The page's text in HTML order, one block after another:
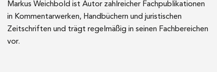
Markus Weichbold ist Autor zahlreicher Fachpublikationen
in Kommentarwerken, Handbüchern und juristischen
Zeitschriften und trägt regelmäßig in seinen Fachbereichen
vor.